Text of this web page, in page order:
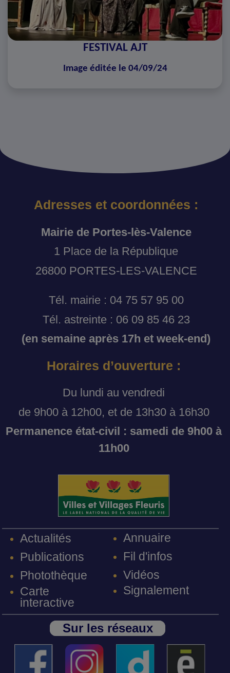
FESTIVAL AJT
Image éditée le 04/09/24
Adresses et coordonnées :
Mairie de Portes-lès-Valence
1 Place de la République
26800 PORTES-LES-VALENCE
Tél. mairie : 04 75 57 95 00
Tél. astreinte : 06 09 85 46 23
(en semaine après 17h et week-end)
Horaires d’ouverture :
Du lundi au vendredi
de 9h00 à 12h00, et de 13h30 à 16h30
Permanence état-civil : samedi de 9h00 à
11h00
Actualités
Publications
Photothèque
Carte
interactive
Annuaire
Fil d'infos
Vidéos
Signalement
Sur les réseaux